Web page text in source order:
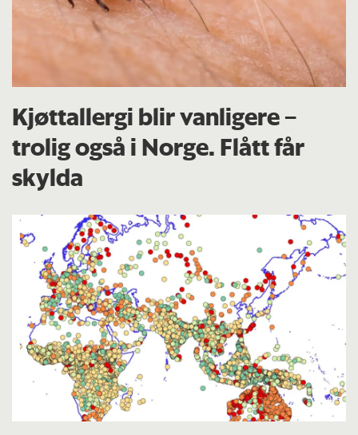
Kjøttallergi blir vanligere –
trolig også i Norge. Flått får
skylda